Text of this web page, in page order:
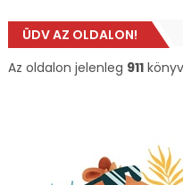
ÜDV AZ OLDALON!
Az oldalon jelenleg 911